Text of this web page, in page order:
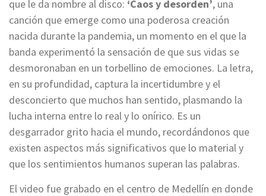
que le da nombre al disco: ‘Caos y desorden’, una
canción que emerge como una poderosa creación
nacida durante la pandemia, un momento en el que la
banda experimentó la sensación de que sus vidas se
desmoronaban en un torbellino de emociones. La letra,
en su profundidad, captura la incertidumbre y el
desconcierto que muchos han sentido, plasmando la
lucha interna entre lo real y lo onírico. Es un
desgarrador grito hacia el mundo, recordándonos que
existen aspectos más significativos que lo material y
que los sentimientos humanos superan las palabras.
El video fue grabado en el centro de Medellín en donde